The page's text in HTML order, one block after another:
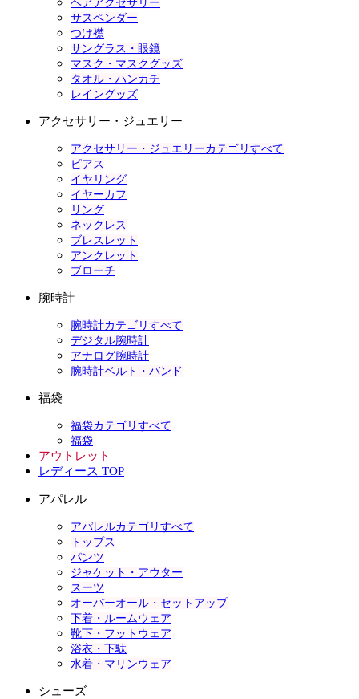
ヘアアクセサリー
サスペンダー
つけ襟
サングラス・眼鏡
マスク・マスクグッズ
タオル・ハンカチ
レイングッズ
アクセサリー・ジュエリー
アクセサリー・ジュエリーカテゴリすべて
ピアス
イヤリング
イヤーカフ
リング
ネックレス
ブレスレット
アンクレット
ブローチ
腕時計
腕時計カテゴリすべて
デジタル腕時計
アナログ腕時計
腕時計ベルト・バンド
福袋
福袋カテゴリすべて
福袋
アウトレット
レディース TOP
アパレル
アパレルカテゴリすべて
トップス
パンツ
ジャケット・アウター
スーツ
オーバーオール・セットアップ
下着・ルームウェア
靴下・フットウェア
浴衣・下駄
水着・マリンウェア
シューズ